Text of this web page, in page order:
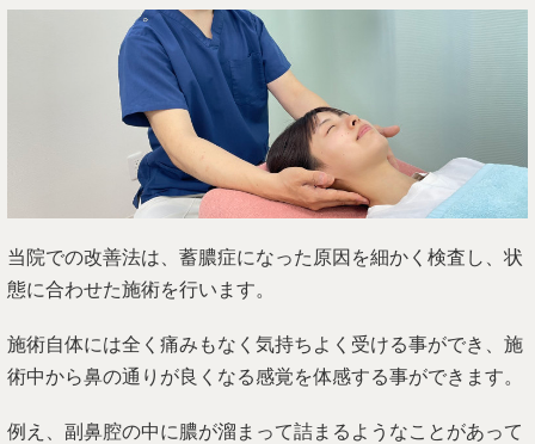
当院での改善法は、蓄膿症になった原因を細かく検査し、状
態に合わせた施術を行います。
施術自体には全く痛みもなく気持ちよく受ける事ができ、施
術中から鼻の通りが良くなる感覚を体感する事ができます。
例え、副鼻腔の中に膿が溜まって詰まるようなことがあって